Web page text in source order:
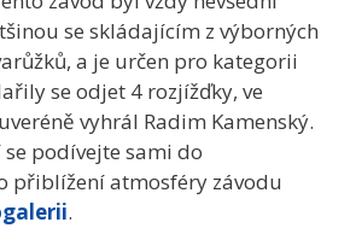
se skládajícím z výborných
a je určen pro kategorii
se odjet 4 rozjížďky, ve
vyhrál Radim Kamenský.
podívejte sami do
přiblížení atmosféry závodu
.